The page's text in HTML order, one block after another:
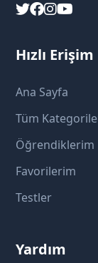
Hızlı Erişim
Ana Sayfa
Tüm
Öğrendiklerim
Favorilerim
Testler
Yardım